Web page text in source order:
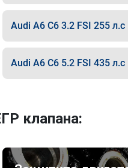
Audi A6 C6 3.2 FSI 255 л.с
Audi A6 C6 5.2 FSI 435 л.с
клапана: